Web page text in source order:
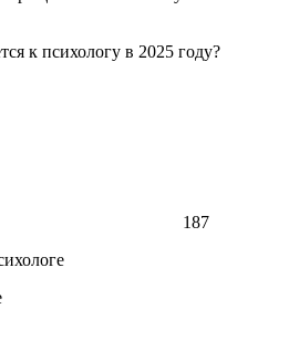
к психологу в 2025 году?
187